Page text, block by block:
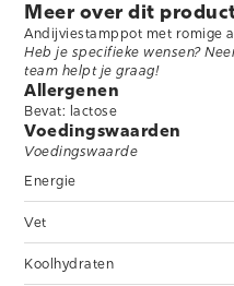
Meer over dit
Andijviestamppot met romige
Heb je specifieke wensen?
team helpt je graag!
Allergenen
Bevat: lactose
Voedingswaarden
Voedingswaarde
Energie
Vet
Koolhydraten